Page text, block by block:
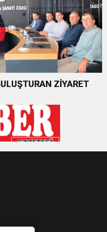
ZİYARET